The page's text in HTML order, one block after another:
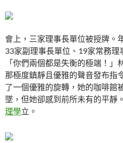
會上，三家理事長單位被授牌。
33家副理事長單位、19家常務
「你們兩個都是失衡的極端！
那極度鎮靜且優雅的聲音發布指
了一個優雅的旋轉，她的咖啡館
墜，但她卻感到前所未有的平靜
理學立。